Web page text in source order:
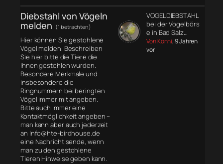
Diebstahl von Vögeln
melden (1 betrachten)
Hier können Sie gestohlene
Vögel melden. Beschreiben
Sie hier bitte die Tiere die
Ihnen gestohlen wurden.
Besondere Merkmale und
insbesondere die
Ringnummern bei beringten
Vögel immer mit angeben.
Bitte auch immer eine
Kontaktmöglichkeit angeben –
man kann aber auch jederzeit
an Info@hte-birdhouse.de
eine Nachricht sende, wenn
man zu den gestohlene
Tieren Hinweise geben kann.
VOGELDIEBSTAHL
bei der Vogelbörs
e in Bad Salz…
Von Konni, 9 Jahren
vor